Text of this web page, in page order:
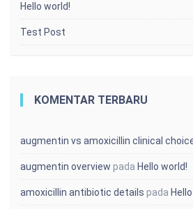
Hello world!
Test Post
KOMENTAR TERBARU
augmentin vs amoxicillin clinical
augmentin overview pada Hello world!
amoxicillin antibiotic details pada